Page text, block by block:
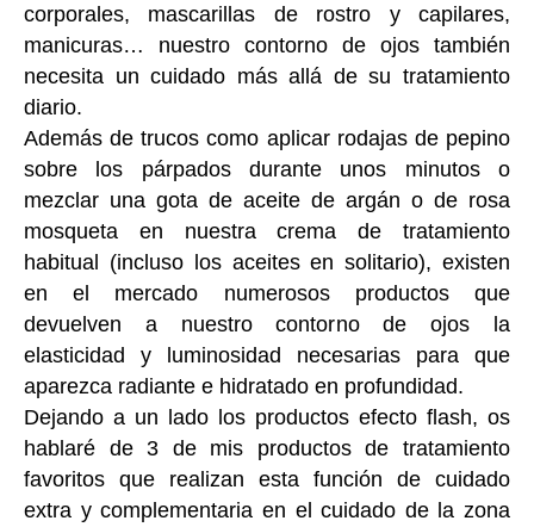
corporales, mascarillas de rostro y capilares,
manicuras… nuestro contorno de ojos también
necesita un cuidado más allá de su tratamiento
diario.
Además de trucos como aplicar rodajas de pepino
sobre los párpados durante unos minutos o
mezclar una gota de aceite de argán o de rosa
mosqueta en nuestra crema de tratamiento
habitual (incluso los aceites en solitario), existen
en el mercado numerosos productos que
devuelven a nuestro contorno de ojos la
elasticidad y luminosidad necesarias para que
aparezca radiante e hidratado en profundidad.
Dejando a un lado los productos efecto flash, os
hablaré de 3 de mis productos de tratamiento
favoritos que realizan esta función de cuidado
extra y complementaria en el cuidado de la zona